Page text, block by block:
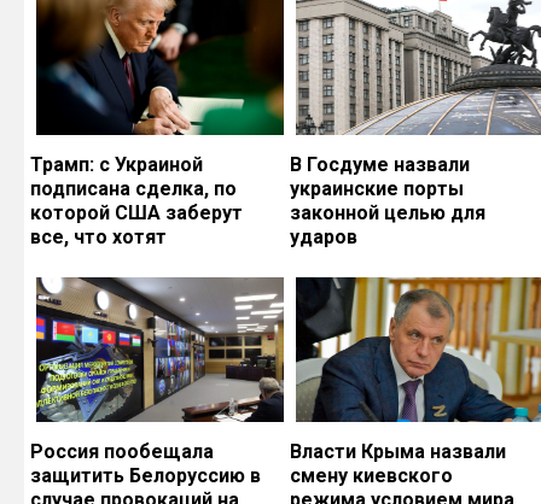
Трамп: с Украиной
подписана сделка, по
которой США заберут
все, что хотят
В Госдуме назвали
украинские порты
законной целью для
ударов
Россия пообещала
защитить Белоруссию в
Власти Крыма назвали
смену киевского